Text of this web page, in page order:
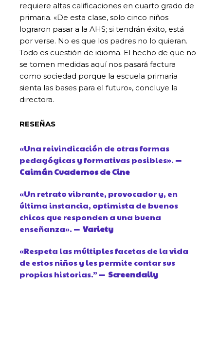
requiere altas calificaciones en cuarto grado de
primaria. «De esta clase, solo cinco niños
lograron pasar a la AHS; si tendrán éxito, está
por verse. No es que los padres no lo quieran.
Todo es cuestión de idioma. El hecho de que no
se tomen medidas aquí nos pasará factura
como sociedad porque la escuela primaria
sienta las bases para el futuro», concluye la
directora.
RESEÑAS
«Una reivindicación de otras formas
pedagógicas y formativas posibles». —
Caimán Cuadernos de Cine
«Un retrato vibrante, provocador y, en
última instancia, optimista de buenos
chicos que responden a una buena
enseñanza». — Variety
«Respeta las múltiples facetas de la vida
de estos niños y les permite contar sus
propias historias.” — Screendaily